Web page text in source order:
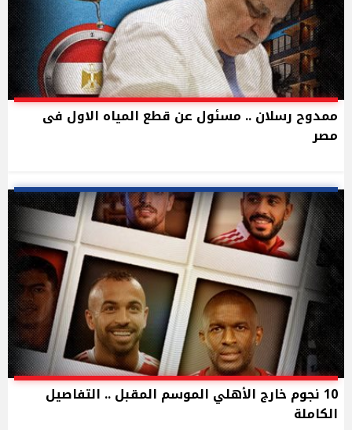
ممدوح رسلان .. مسئول عن قطع المياه الاول فى
مصر
10 نجوم خارج الأهلي الموسم المقبل .. التفاصيل
الكاملة